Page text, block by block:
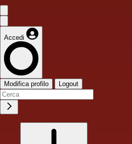
Accedi
Modifica profilo Logout